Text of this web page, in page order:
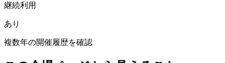
継続利用
あり
複数年の開催履歴を確認